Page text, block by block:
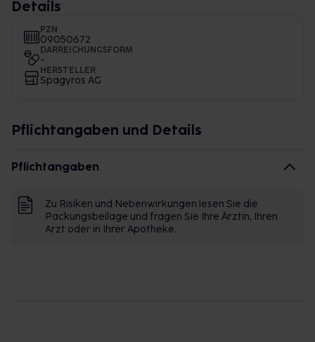
Details
PZN
09050672
DARREICHUNGSFORM
-
HERSTELLER
Spagyros AG
Pflichtangaben und Details
Pflichtangaben
Zu Risiken und Nebenwirkungen lesen Sie die
Packungsbeilage und fragen Sie Ihre Ärztin, Ihren
Arzt oder in Ihrer Apotheke.